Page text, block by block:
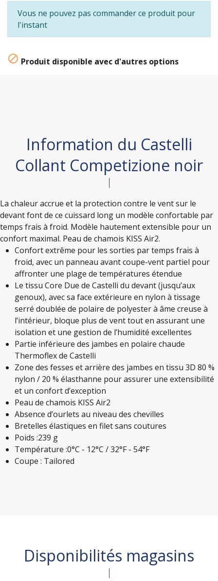
Vous ne pouvez pas commander ce produit pour
l'instant
 Produit disponible avec d'autres options
Information du Castelli
Collant Competizione noir
La chaleur accrue et la protection contre le vent sur le
devant font de ce cuissard long un modèle confortable par
temps frais à froid. Modèle hautement extensible pour un
confort maximal. Peau de chamois KISS Air2.
Confort extrême pour les sorties par temps frais à
froid, avec un panneau avant coupe-vent partiel pour
affronter une plage de températures étendue
Le tissu Core Due de Castelli du devant (jusqu’aux
genoux), avec sa face extérieure en nylon à tissage
serré doublée de polaire de polyester à âme creuse à
l’intérieur, bloque plus de vent tout en assurant une
isolation et une gestion de l’humidité excellentes
Partie inférieure des jambes en polaire chaude
Thermoflex de Castelli
Zone des fesses et arrière des jambes en tissu 3D 80 %
nylon / 20 % élasthanne pour assurer une extensibilité
et un confort d’exception
Peau de chamois KISS Air2
Absence d’ourlets au niveau des chevilles
Bretelles élastiques en filet sans coutures
Poids :239 g
Température :0°C - 12°C / 32°F - 54°F
Coupe : Tailored
Disponibilités magasins